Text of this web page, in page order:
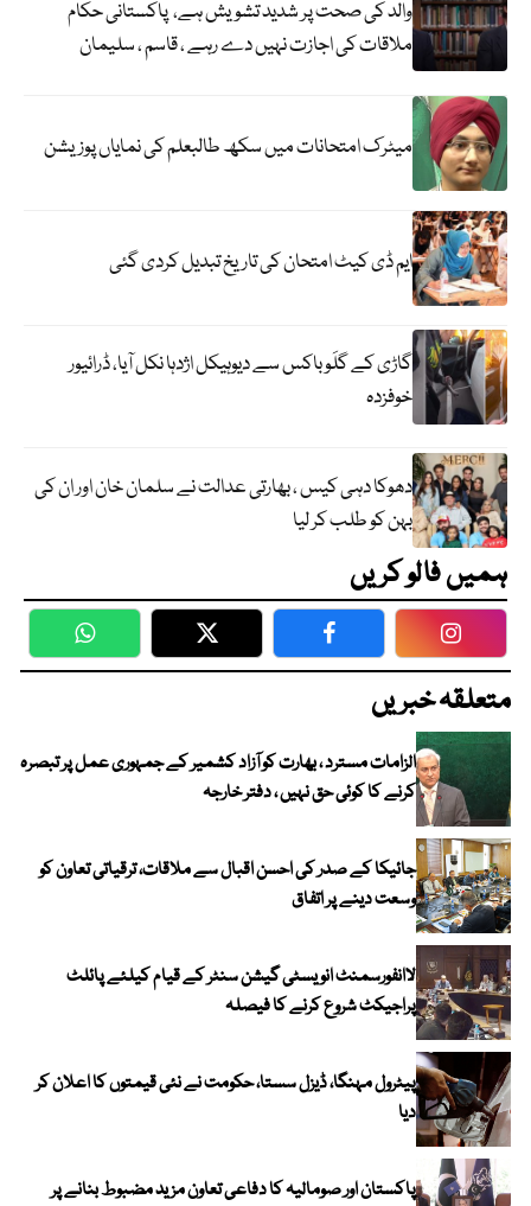
والد کی صحت پر شدید تشویش ہے، پاکستانی حکام
ملاقات کی اجازت نہیں دے رہے ، قاسم ، سلیمان
میٹرک امتحانات میں سکھ طالبعلم کی نمایاں پوزیشن
ایم ڈی کیٹ امتحان کی تاریخ تبدیل کردی گئی
گاڑی کے گلَو باکس سے دیوہیکل اژدہا نکل آیا، ڈرائیور
خوفزدہ
دھوکا دہی کیس ، بھارتی عدالت نے سلمان خان اور ان کی
بہن کو طلب کر لیا
ہمیں فالو کریں
WhatsApp Twitter Facebook
متعلقہ خبریں
الزامات مسترد ، بھارت کو آزاد کشمیر کے جمہوری عمل پر تبصرہ
کرنے کا کوئی حق نہیں ، دفتر خارجہ
جائیکا کے صدر کی احسن اقبال سے ملاقات، ترقیاتی تعاون کو
وسعت دینے پر اتفاق
لاانفورسمنٹ انویسٹی گیشن سنٹر کے قیام کیلئے پائلٹ
پراجیکٹ شروع کرنے کا فیصلہ
پیٹرول مہنگا، ڈیزل سستا، حکومت نے نئی قیمتوں کا اعلان کر
دیا
پاکستان اور صومالیہ کا دفاعی تعاون مزید مضبوط بنانے پر